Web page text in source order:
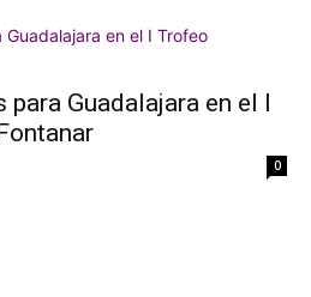
Guadalajara en el I
0